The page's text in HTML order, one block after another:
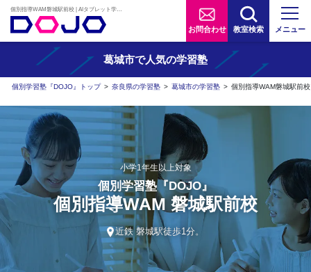
お問合わせ 教室検索 メニュー
葛城市で人気の学習塾
個別学習塾『DOJO』トップ > 奈良県の学習塾 > 葛城市の学習塾 > 個別指導WAM磐城駅前校
小学1年生以上対象
個別学習塾『DOJO』
個別指導WAM 磐城駅前校
近鉄 磐城駅徒歩1分。